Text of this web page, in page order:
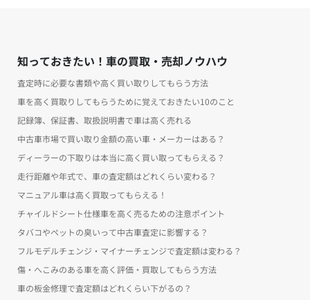
知っておきたい！車の買取・売却ノウハウ
査定時に必要な書類や高く買い取りしてもらう方法
車を高く買取りしてもらうために覚えておきたい10のこと
記録簿、保証書、取扱説明書で車は高く売れる
中古車市場で買い取り金額の高い車・メーカーはある？
ディーラーの下取りは本当に高く買い取ってもらえる？
走行距離や年式で、車の査定額はどれくらい変わる？
マニュアル車は高く買取ってもらえる！
チャイルドシート仕様車を高く売るための注意ポイント
タバコやペットの臭いって中古車査定に影響する？
フルモデルチェンジ・マイナーチェンジで査定額は変わる？
傷・へこみのある車を高く評価・買取してもらう方法
車の板金修理で査定額はどれくらい下がるの？